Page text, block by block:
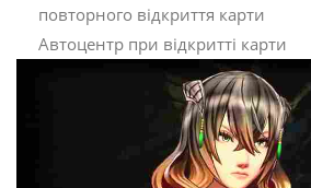
повторного відкриття карти
Автоцентр при відкритті карти